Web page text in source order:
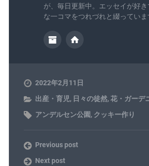
が、毎日更新中。エッセイが好
な一コマをつれづれと綴っていま
2022年2月11日
出産・育児, 日々の徒然,花・ガーデ
アンデルセン公園, クッキー作り
Previous post
Next post